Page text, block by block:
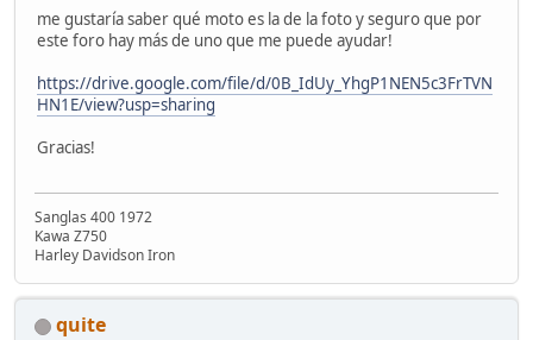
me gustaría saber qué moto es la de la foto y seguro que por
este foro hay más de uno que me puede ayudar!
https://drive.google.com/file/d/0B_IdUy_YhgP1NEN5c3FrTVN
HN1E/view?usp=sharing
Gracias!
Sanglas 400 1972
Kawa Z750
Harley Davidson Iron
quite